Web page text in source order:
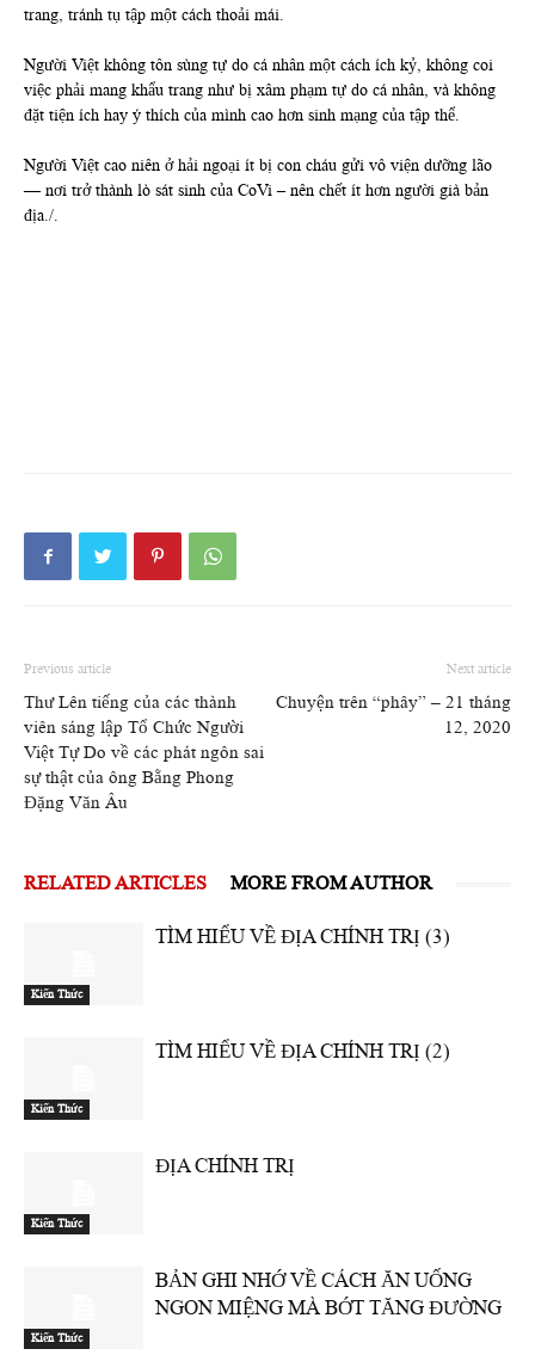
trang, tránh tụ tập một cách thoải mái.
Người Việt không tôn sùng tự do cá nhân một cách ích kỷ, không coi
việc phải mang khẩu trang như bị xâm phạm tự do cá nhân, và không
đặt tiện ích hay ý thích của mình cao hơn sinh mạng của tập thể.
Người Việt cao niên ở hải ngoại ít bị con cháu gửi vô viện dưỡng lão
— nơi trở thành lò sát sinh của CoVi – nên chết ít hơn người già bản
địa./.
Previous article
Thư Lên tiếng của các thành
viên sáng lập Tổ Chức Người
Việt Tự Do về các phát ngôn sai
sự thật của ông Bằng Phong
Đặng Văn Âu
Next article
Chuyện trên “phây” – 21 tháng
12, 2020
RELATED ARTICLES MORE FROM AUTHOR
Kiến Thức
TÌM HIỂU VỀ ĐỊA CHÍNH TRỊ (3)
Kiến Thức
TÌM HIỂU VỀ ĐỊA CHÍNH TRỊ (2)
Kiến Thức
ĐỊA CHÍNH TRỊ
Kiến Thức
BẢN GHI NHỚ VỀ CÁCH ĂN UỐNG
NGON MIỆNG MÀ BỚT TĂNG ĐƯỜNG